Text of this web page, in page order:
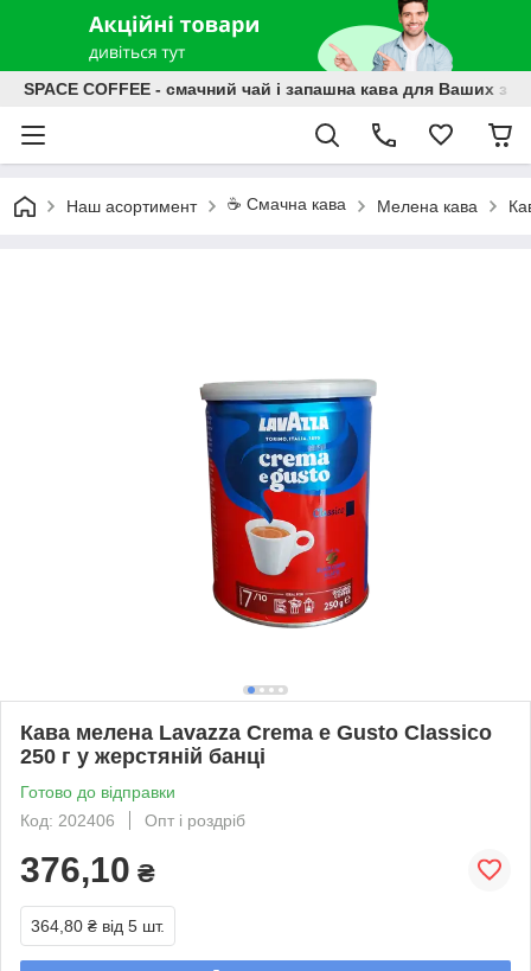
SPACE COFFEE - смачний чай і запашна кава для Ваших
Наш асортимент ☕️ Смачна кава Мелена кава
Кава мелена Lavazza Crema e Gusto Classico
250 г у жерстяній банці
Готово до відправки
Код: 202406
Опт і роздріб
376,10 ₴
364,80 ₴ від 5 шт.